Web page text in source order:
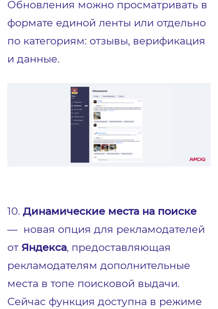
Обновления можно просматривать в
формате единой ленты или отдельно
по категориям: отзывы, верификация
и данные.
10. Динамические места на поиске
— новая опция для рекламодателей
от Яндекса, предоставляющая
рекламодателям дополнительные
места в топе поисковой выдачи.
Сейчас функция доступна в режиме